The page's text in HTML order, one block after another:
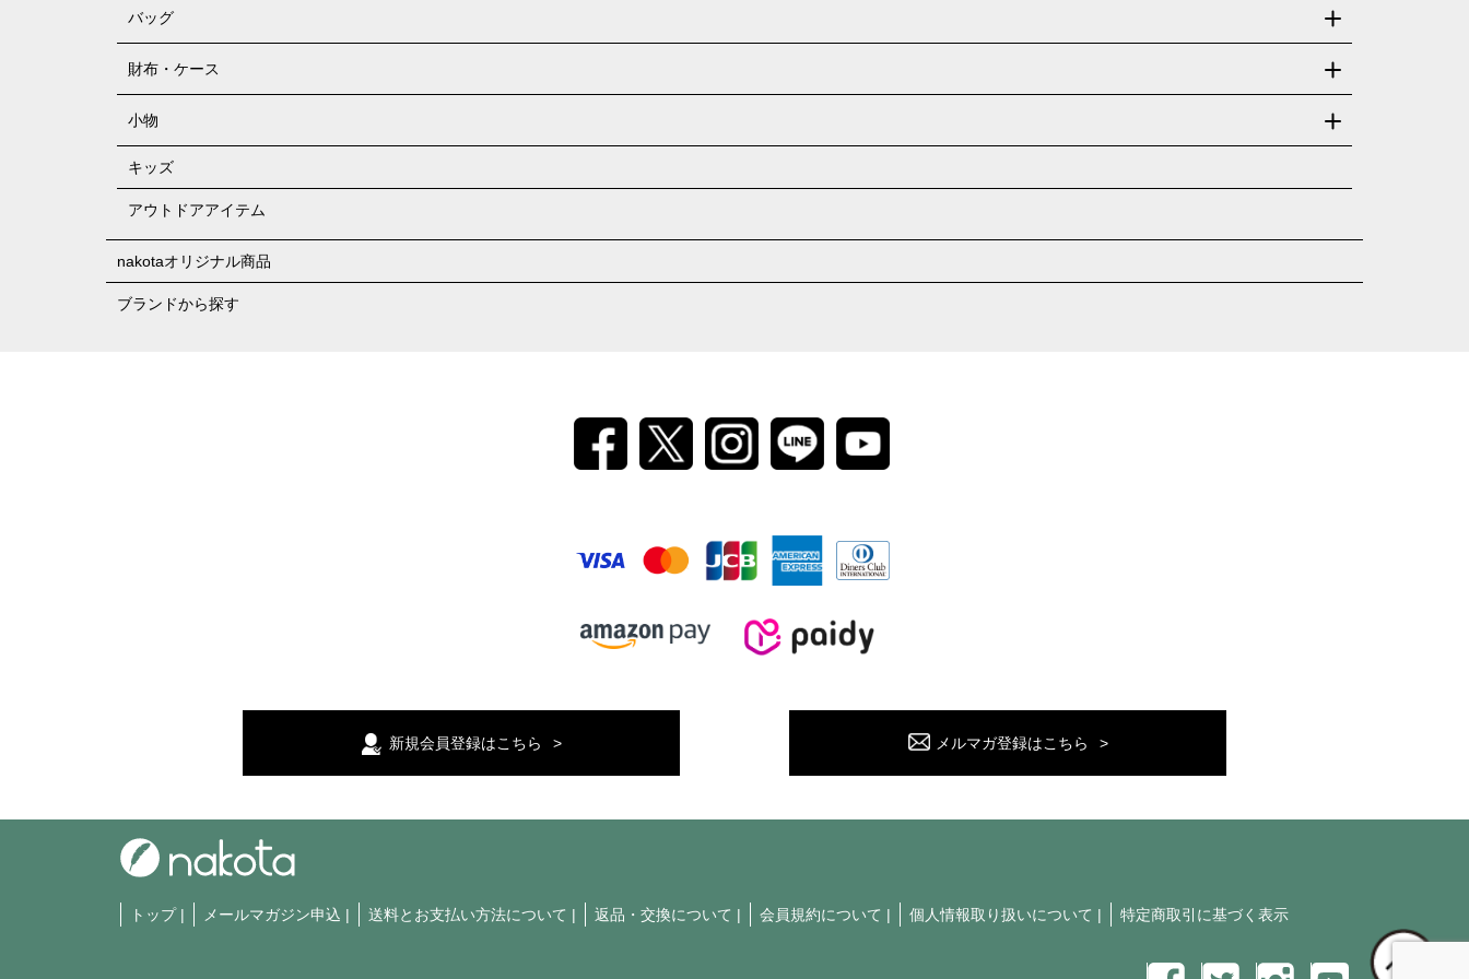
バッグ
財布・ケース
小物
キッズ
アウトドアアイテム
nakotaオリジナル商品
ブランドから探す
新規会員登録はこちら メルマガ登録はこちら
トップ| メールマガジン申込 | 送料とお支払い方法について | 返品・交換について | 会員規約について | 個人情報取り扱いについて | 特定商取引に基づく表示